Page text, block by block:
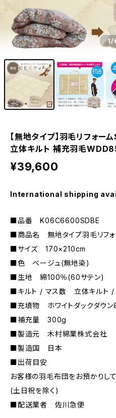
1/
【無地タイプ】羽毛リフォ
立体キルト 補充羽毛
¥39,600
International shipping
■品番 K06C6600SDBE
■商品名 無地タイプ羽毛リフォ
■サイズ 170×210cm
■色 ベージュ(無地染)
■生地 綿100％(60サテン)
■キルト / マス数 立体キルト /
■充填物 ホワイトダックダウン
■補充量 300g
■製造元 木村綿業株式会社
■製造国 日本
■出荷目安
お客様の羽毛布団をお預かりし
(土日祝を除く)
■配送業者 佐川急便